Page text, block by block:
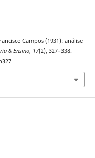
Campos (1931): análise
& Ensino, 17(2), 327–338.